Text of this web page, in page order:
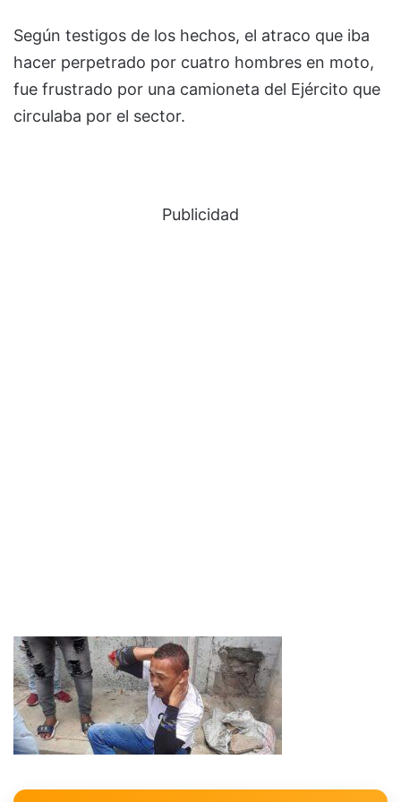
Según testigos de los hechos, el atraco que iba
hacer perpetrado por cuatro hombres en moto,
fue frustrado por una camioneta del Ejército que
circulaba por el sector.
Publicidad